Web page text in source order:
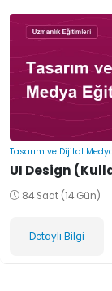
Tasarım ve Dijital
UI Design
84 Saat (14 Gün)
Detaylı Bilgi